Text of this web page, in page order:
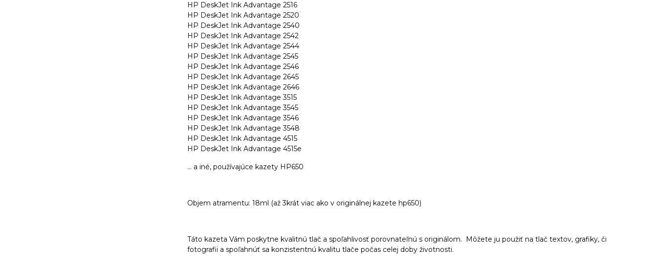
HP DeskJet Ink Advantage 2516
HP DeskJet Ink Advantage 2520
HP DeskJet Ink Advantage 2540
HP DeskJet Ink Advantage 2542
HP DeskJet Ink Advantage 2544
HP DeskJet Ink Advantage 2545
HP DeskJet Ink Advantage 2546
HP DeskJet Ink Advantage 2645
HP DeskJet Ink Advantage 2646
HP DeskJet Ink Advantage 3515
HP DeskJet Ink Advantage 3545
HP DeskJet Ink Advantage 3546
HP DeskJet Ink Advantage 3548
HP DeskJet Ink Advantage 4515
HP DeskJet Ink Advantage 4515e
... a iné, používajúce kazety HP650
Objem atramentu: 18ml (až 3krát viac ako v originálnej kazete hp650)
Táto kazeta Vám poskytne kvalitnú tlač a spoľahlivosť porovnateľnú s originálom. Môžete ju použiť na tlač textov, grafiky, či
fotografii a spoľahnúť sa konzistentnú kvalitu tlače počas celej doby životnosti.